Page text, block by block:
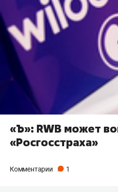
«Ъ»: RWB может
«Росгосстраха»
Комментарии 1